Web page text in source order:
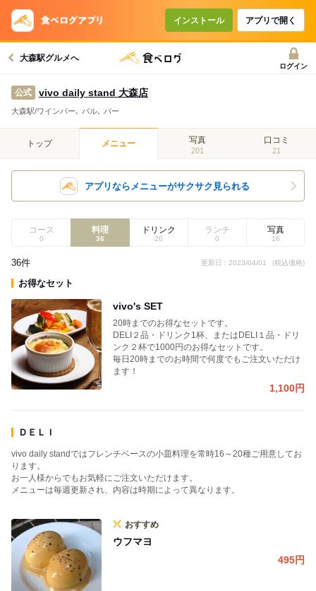
インストール アプリで開く
大森駅グルメへ
ログイン
公式 vivo daily stand 大森店
大森駅/ワインバー､ バル､ バー
トップ メニュー 写真
201
口コミ
21
アプリならメニューがサクサク見られる
コース
0
料理
36
ドリンク
20
ランチ
0
写真
16
36件 更新日 : 2023/04/01 (税込価格)
お得なセット
vivo's SET
20時までのお得なセットです。
DELI２品・ドリンク1杯、またはDELI１品・ドリ
ンク２杯で1000円のお得なセットです。
毎日20時までのお時間で何度でもご注文いただけ
ます！
1,100円
ＤＥＬＩ
vivo daily standではフレンチベースの小皿料理を常時16～20種ご用意してお
ります。
お一人様からでもお気軽にご注文いただけます。
メニューは毎週更新され、内容は時期によって異なります。
おすすめ
ウフマヨ
495円